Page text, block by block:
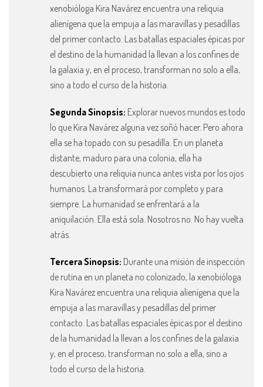
xenobióloga Kira Navárez encuentra una reliquia
alienígena que la empuja a las maravillas y pesadillas
del primer contacto. Las batallas espaciales épicas por
el destino de la humanidad la llevan a los confines de
la galaxia y, en el proceso, transforman no solo a ella,
sino a todo el curso de la historia.
Segunda Sinopsis: Explorar nuevos mundos es todo
lo que Kira Navárez alguna vez soñó hacer. Pero ahora
ella se ha topado con su pesadilla. En un planeta
distante, maduro para una colonia, ella ha
descubierto una reliquia nunca antes vista por los ojos
humanos. La transformará por completo y para
siempre. La humanidad se enfrentará a la
aniquilación. Ella está sola. Nosotros no. No hay vuelta
atrás.
Tercera Sinopsis: Durante una misión de inspección
de rutina en un planeta no colonizado, la xenobióloga
Kira Navárez encuentra una reliquia alienígena que la
empuja a las maravillas y pesadillas del primer
contacto. Las batallas espaciales épicas por el destino
de la humanidad la llevan a los confines de la galaxia
y, en el proceso, transforman no solo a ella, sino a
todo el curso de la historia.